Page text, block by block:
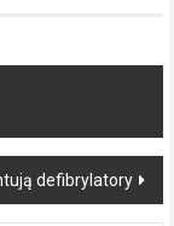
defibrylatory